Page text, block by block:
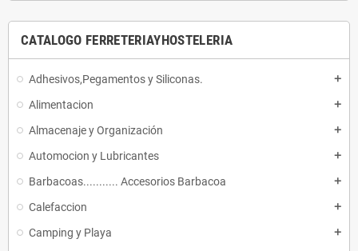
CATALOGO FERRETERIAYHOSTELERIA
Adhesivos,Pegamentos y Siliconas. add
Alimentacion add
Almacenaje y Organización add
Automocion y Lubricantes add
Barbacoas........... Accesorios Barbacoa add
Calefaccion add
Camping y Playa add